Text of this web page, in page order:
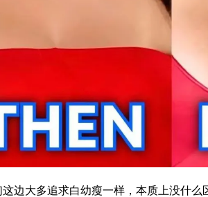
大多追求白幼瘦一样，本质上没什么